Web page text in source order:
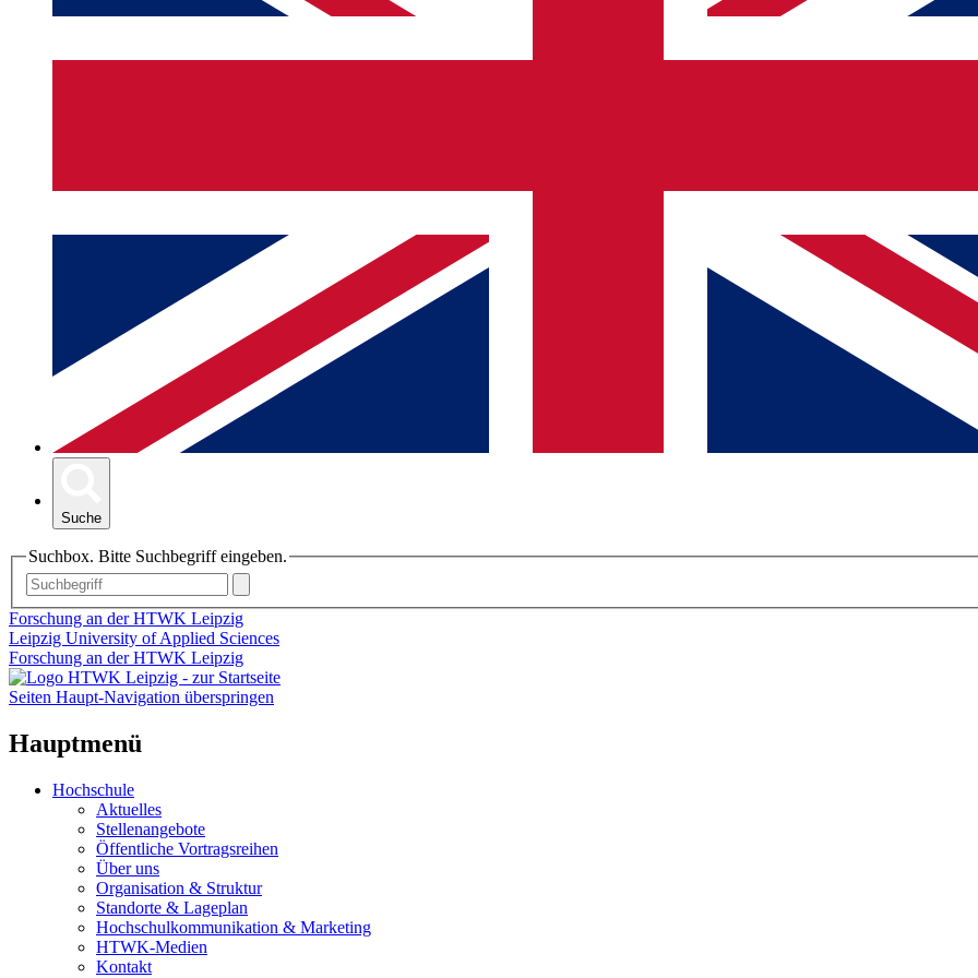
Suche
Suchbox. Bitte Suchbegriff eingeben.
Forschung an der HTWK Leipzig
Leipzig University of Applied Sciences
Forschung an der HTWK Leipzig
Seiten Haupt-Navigation überspringen
Hauptmenü
Hochschule
Aktuelles
Stellenangebote
Öffentliche Vortragsreihen
Über uns
Organisation & Struktur
Standorte & Lageplan
Hochschulkommunikation & Marketing
HTWK-Medien
Kontakt